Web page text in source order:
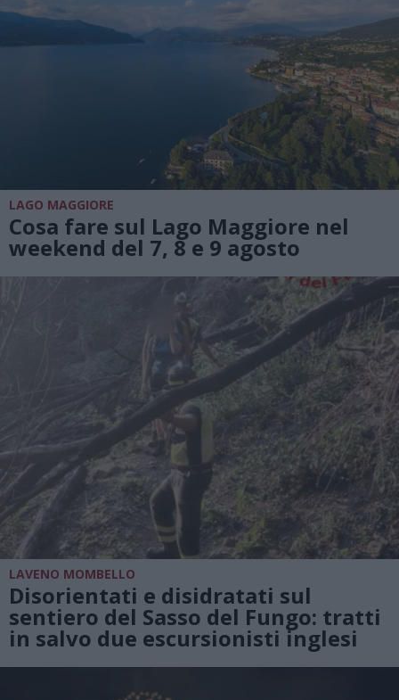
LAGO MAGGIORE
Cosa fare sul Lago Maggiore nel
weekend del 7, 8 e 9 agosto
LAVENO MOMBELLO
Disorientati e disidratati sul
sentiero del Sasso del Fungo: tratti
in salvo due escursionisti inglesi